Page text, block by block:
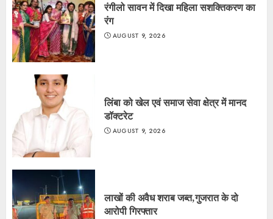
रंगीलो सावन में दिखा महिला सशक्तिकरण का
रंग
AUGUST 9, 2026
लिंबा को खेल एवं समाज सेवा क्षेत्र में मानद
डॉक्टरेट
AUGUST 9, 2026
लाखों की अवैध शराब जब्त,गुजरात के दो
आरोपी गिरफ्तार